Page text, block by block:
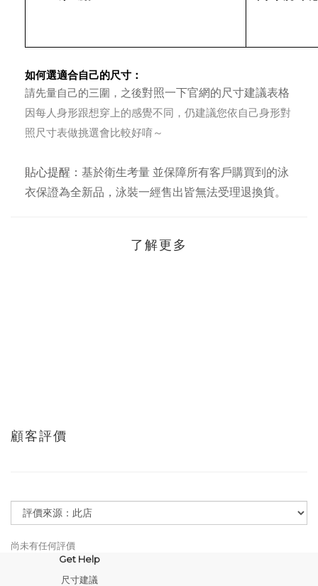
如何選適合自己的尺寸：
請先量自己的三圍，之後對照一下官網的尺寸建議表格
因每人身形跟想穿上的感覺不同，仍建議您依自己身形對
照尺寸表做挑選會比較好唷～
貼心提醒： 基於衛生考量 並保障所有客戶購買到的泳
衣保證為全新品，泳裝一經售出皆無法受理退換貨。
了解更多
顧客評價
尚未有任何評價
Get Help
尺寸建議